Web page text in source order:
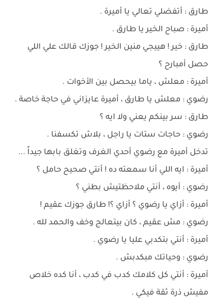
طارق : أتفضلي تعالي يا أميرة .
أميرة : صباح الخير يا طارق .
طارق : خير ! هييجي منين الخير ! جوزك قالك علي اللي
حصل أمبارح ؟
أميرة : معلش ، ياما بيحصل بين الأخوات .
رضوي : معلش يا طارق ، أميرة عايزاني في حاجة خاصة .
طارق : سر بينكم يعني ولا ايه ؟
رضوي : حاجات ستات يا راجل ، بلاش تكسفنا .
تدخل أميرة مع رضوي أحدي الغرف وتغلق بابها جيداً ...
أميرة : ايه اللي أنا سمعته ده ! أنتي صحيح حامل ؟
رضوي : أيوه ، أنتي ملاحظتيش بطني ؟
أميرة : أزاي يا رضوي ؟ أزاي ؟! طارق جوزك عقيم !
رضوي : مش عقيم ، كان بيتعالج وخف والحمد لله .
أميرة : أنتي بتكدبي عليا يا رضوي .
رضوي : وحياتك مبكدبش .
أميرة : أنتي كل كلامك كدب في كدب ، أنا كده خلاص
مفيش ذرة ثقة فيكي .